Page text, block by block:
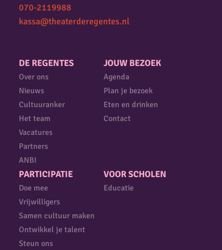
DE REGENTES
Over ons
Nieuws
Cultuuranker
Het team
Vacatures
Partners
ANBI
JOUW BEZOEK
Agenda
Plan je bezoek
Eten en drinken
Contact
PARTICIPATIE
Doe mee
Vrijwilligers
Samen cultuur maken
Ontwikkel je talent
Steun ons
VOOR SCHOLEN
Educatie
070-2119988
kassa@theaterderegentes.nl